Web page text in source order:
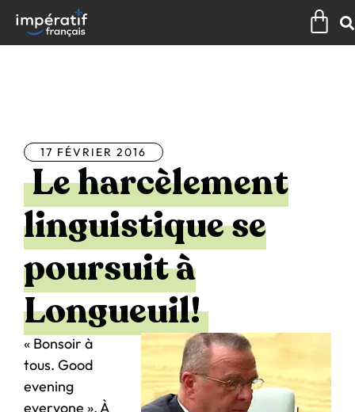
contenu
17 FÉVRIER 2016
Le harcèlement
linguistique se
poursuit à
Longueuil!
« Bonsoir à
tous. Good
evening
everyone ». À